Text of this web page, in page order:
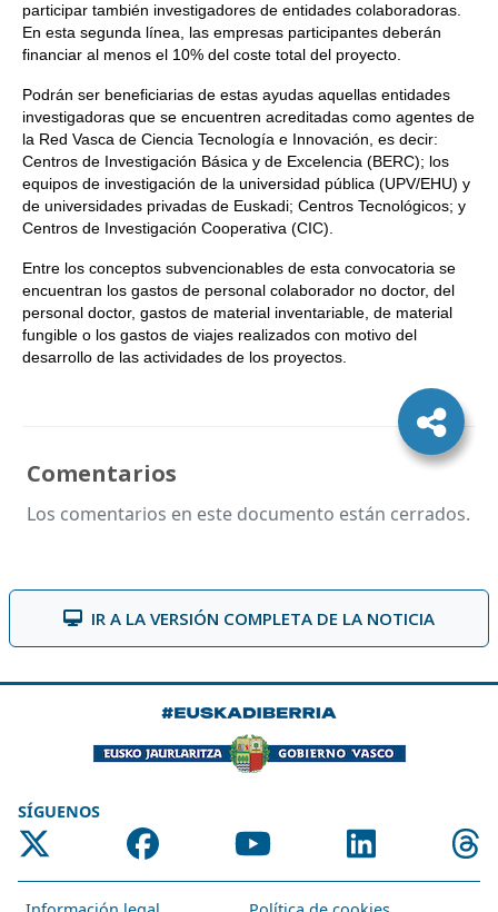
participar también investigadores de entidades colaboradoras.
En esta segunda línea, las empresas participantes deberán
financiar al menos el 10% del coste total del proyecto.
Podrán ser beneficiarias de estas ayudas aquellas entidades
investigadoras que se encuentren acreditadas como agentes de
la Red Vasca de Ciencia Tecnología e Innovación, es decir:
Centros de Investigación Básica y de Excelencia (BERC); los
equipos de investigación de la universidad pública (UPV/EHU) y
de universidades privadas de Euskadi; Centros Tecnológicos; y
Centros de Investigación Cooperativa (CIC).
Entre los conceptos subvencionables de esta convocatoria se
encuentran los gastos de personal colaborador no doctor, del
personal doctor, gastos de material inventariable, de material
fungible o los gastos de viajes realizados con motivo del
desarrollo de las actividades de los proyectos.
Comentarios
Los comentarios en este documento están cerrados.
IR A LA VERSIÓN COMPLETA DE LA NOTICIA
SÍGUENOS